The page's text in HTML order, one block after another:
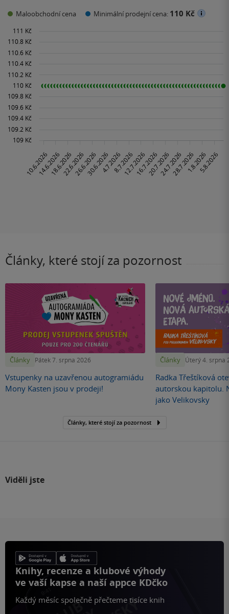
Maloobchodní cena Minimální prodejní cena: 110 Kč
Články, které stojí za pozornost
Články Pátek 7. srpna 2026
Vstupenky na uzavřenou autogramiádu
Mony Kasten jsou v prodeji!
Články Úterý 4. srpna
Radka Třeštíková
autorskou kapitolu.
jako Velikovsky
Články, které stojí za pozornost
Viděli jste
Knihy, recenze a klubové výhody
ve vaší kapse a naší appce KDčko
Každý měsíc společně přečteme tisíce knih